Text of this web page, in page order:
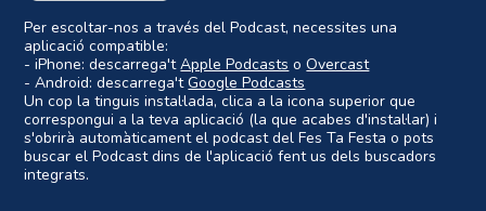
Per escoltar-nos a través del Podcast, necessites una
aplicació compatible:
- iPhone: descarrega'tApple Podcasts oOvercast
- Android: descarrega'tGoogle Podcasts
Un cop la tinguis instal·lada, clica a la icona superior que
correspongui a la teva aplicació (la que acabes d'instal·lar) i
s'obrirà automàticament el podcast del Fes Ta Festa o pots
buscar el Podcast dins de l'aplicació fent us dels buscadors
integrats.